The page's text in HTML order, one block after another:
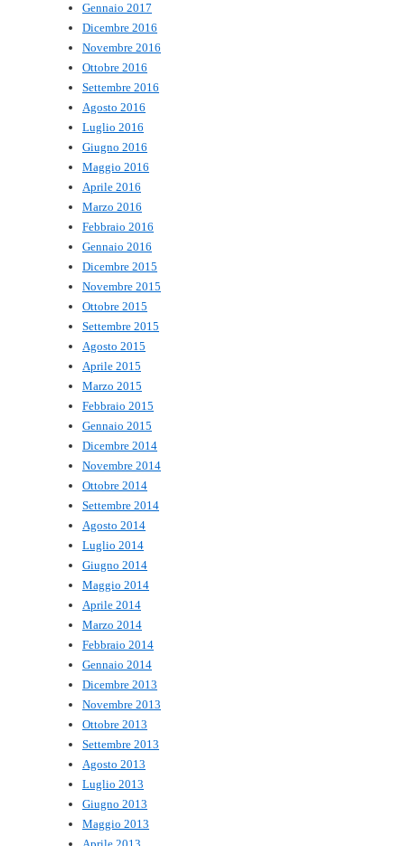
Gennaio 2017
Dicembre 2016
Novembre 2016
Ottobre 2016
Settembre 2016
Agosto 2016
Luglio 2016
Giugno 2016
Maggio 2016
Aprile 2016
Marzo 2016
Febbraio 2016
Gennaio 2016
Dicembre 2015
Novembre 2015
Ottobre 2015
Settembre 2015
Agosto 2015
Aprile 2015
Marzo 2015
Febbraio 2015
Gennaio 2015
Dicembre 2014
Novembre 2014
Ottobre 2014
Settembre 2014
Agosto 2014
Luglio 2014
Giugno 2014
Maggio 2014
Aprile 2014
Marzo 2014
Febbraio 2014
Gennaio 2014
Dicembre 2013
Novembre 2013
Ottobre 2013
Settembre 2013
Agosto 2013
Luglio 2013
Giugno 2013
Maggio 2013